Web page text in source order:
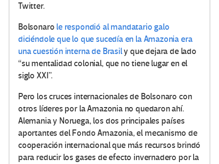
Twitter.
Bolsonaro le respondió al mandatario galo
diciéndole que lo que sucedía en la Amazonia era
una cuestión interna de Brasily que dejara de lado
“su mentalidad colonial, que no tiene lugar en el
siglo XXI”.
Pero los cruces internacionales de Bolsonaro con
otros líderes por la Amazonia no quedaron ahí.
Alemania y Noruega, los dos principales países
aportantes del Fondo Amazonia, el mecanismo de
cooperación internacional que más recursos brindó
para reducir los gases de efecto invernadero por la